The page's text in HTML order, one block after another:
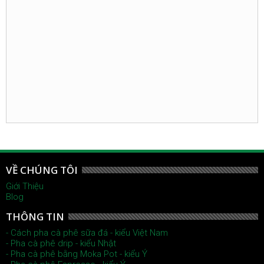
VỀ CHÚNG TÔI
Giới Thiệu
Blog
THÔNG TIN
- Cách pha cà phê sữa đá - kiểu Việt Nam
- Pha cà phê drip - kiểu Nhật
- Pha cà phê bằng Moka Pot - kiểu Ý